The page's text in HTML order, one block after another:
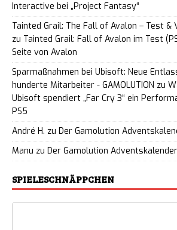
Interactive bei „Project Fantasy“
Tainted Grail: The Fall of Avalon – Test &
zu Tainted Grail: Fall of Avalon im Test
Seite von Avalon
Sparmaßnahmen bei Ubisoft: Neue
hunderte Mitarbeiter - GAMOLUTION zu
Ubisoft spendiert „Far Cry 3“ ein
PS5
André H. zu Der Gamolution
Manu zu Der Gamolution
SPIELESCHNÄPPCHEN